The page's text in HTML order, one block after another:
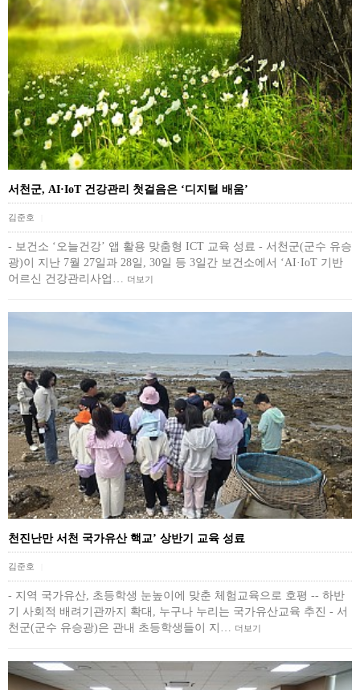
서천군, AI·IoT 건강관리 첫걸음은 ‘디지털 배움’
김준호
- 보건소 ‘오늘건강’ 앱 활용 맞춤형 ICT 교육 성료 - 서천군(군수 유승
광)이 지난 7월 27일과 28일, 30일 등 3일간 보건소에서 ‘AI·IoT 기반
어르신 건강관리사업… 더보기
천진난만 서천 국가유산 핵교’ 상반기 교육 성료
김준호
- 지역 국가유산, 초등학생 눈높이에 맞춘 체험교육으로 호평 -- 하반
기 사회적 배려기관까지 확대, 누구나 누리는 국가유산교육 추진 - 서
천군(군수 유승광)은 관내 초등학생들이 지… 더보기